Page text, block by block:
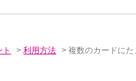
>利用方法 >複数のカードに